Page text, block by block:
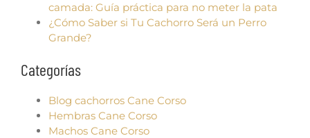
camada: Guía práctica para no meter la pata
¿Cómo Saber si Tu Cachorro Será un Perro
Grande?
Categorías
Blog cachorros Cane Corso
Hembras Cane Corso
Machos Cane Corso